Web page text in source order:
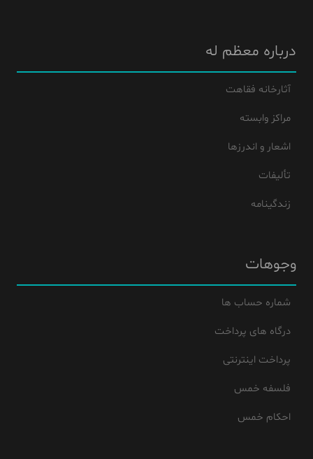
درباره معظم له
آثارخانه فقاهت
مراکز وابسته
اشعار و اندرزها
تألیفات
زندگینامه
وجوهات
شماره حساب ها
درگاه های پرداخت
پرداخت اینترنتی
فلسفه خمس
احکام خمس